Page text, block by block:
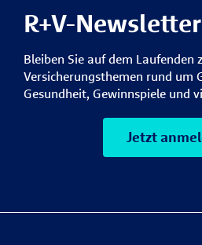
R+V-Newsletter
Bleiben Sie auf dem Laufenden
Versicherungsthemen rund um
Gesundheit, Gewinnspiele und
Jetzt